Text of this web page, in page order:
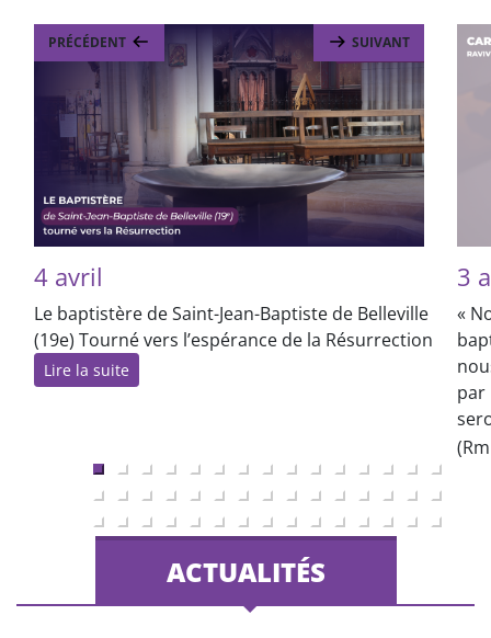
PRÉCÉDENT
4 avril
Le baptistère de Saint-Jean-Baptiste de Belleville
(19e) Tourné vers l’espérance de la Résurrection
Lire la suite
3
«
par
SUIVANT
ACTUALITÉS